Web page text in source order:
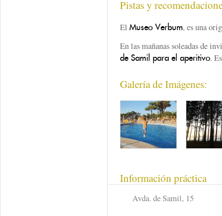
Pistas y
El Museo Verbum, es una
En las mañanas soleadas de
de Samil para el aperitivo.
Galería de Imágenes:
Información práctica
Avda. de Samil, 15